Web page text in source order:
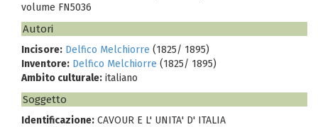
volume FN5036
Autori
Incisore: Delfico Melchiorre (1825/ 1895)
Inventore: Delfico Melchiorre (1825/ 1895)
Ambito culturale: italiano
Soggetto
Identificazione: CAVOUR E L' UNITA' D' ITALIA